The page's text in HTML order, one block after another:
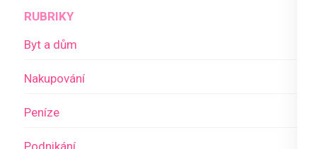
RUBRIKY
Byt a dům
Nakupování
Peníze
Podnikání